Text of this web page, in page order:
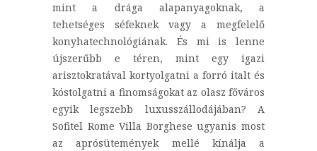
mint a drága alapanyagoknak, a
tehetséges séfeknek vagy a megfelelő
konyhatechnológiának. És mi is lenne
újszerűbb e téren, mint egy igazi
arisztokratával kortyolgatni a forró italt és
kóstolgatni a finomságokat az olasz főváros
egyik legszebb luxusszállodájában? A
Sofitel Rome Villa Borghese ugyanis most
az aprósütemények mellé kínálja a